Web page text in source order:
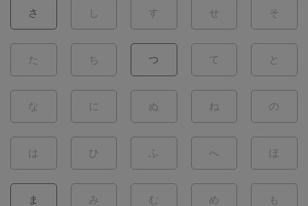
さ し す せ そ
た ち つ て と
な に ぬ ね の
は ひ ふ へ ほ
ま み む め も